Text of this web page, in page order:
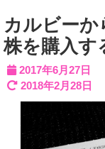
カルビーか
株を購入す
2017年6月27日
2018年2月28日